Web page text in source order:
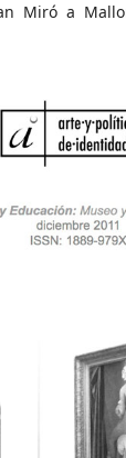
Miró a